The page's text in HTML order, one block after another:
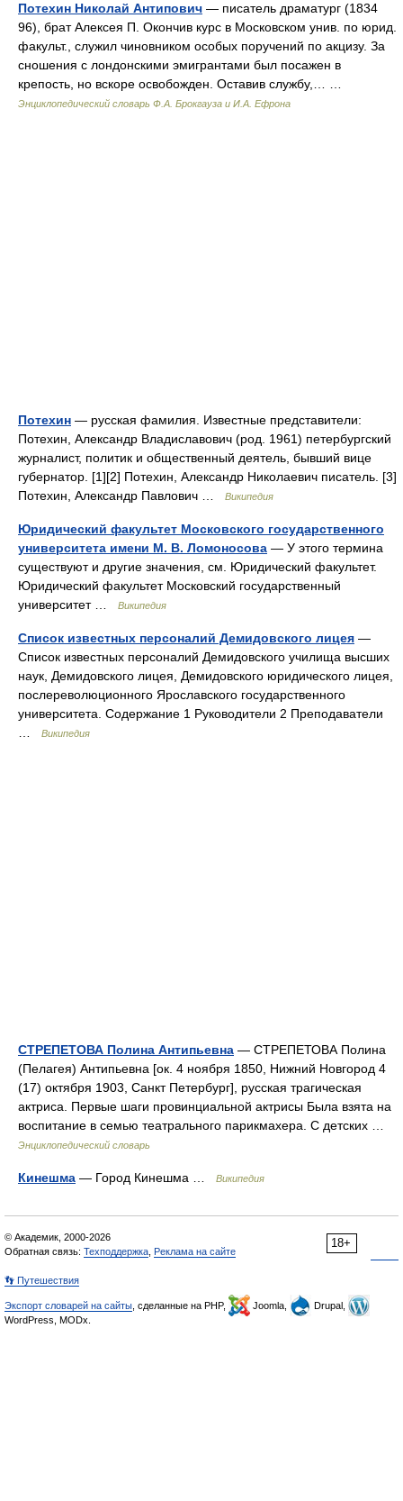
Потехин Николай Антипович — писатель драматург (1834
96), брат Алексея П. Окончив курс в Московском унив. по юрид.
факульт., служил чиновником особых поручений по акцизу. За
сношения с лондонскими эмигрантами был посажен в
крепость, но вскоре освобожден. Оставив службу,… …
Энциклопедический словарь Ф.А. Брокгауза и И.А. Ефрона
Потехин — русская фамилия. Известные представители:
Потехин, Александр Владиславович (род. 1961) петербургский
журналист, политик и общественный деятель, бывший вице
губернатор. [1][2] Потехин, Александр Николаевич писатель. [3]
Потехин, Александр Павлович …
Википедия
Юридический факультет Московского государственного
университета имени М. В. Ломоносова — У этого термина
существуют и другие значения, см. Юридический факультет.
Юридический факультет Московский государственный
университет …
Википедия
Список известных персоналий Демидовского лицея —
Список известных персоналий Демидовского училища высших
наук, Демидовского лицея, Демидовского юридического лицея,
послереволюционного Ярославского государственного
университета. Содержание 1 Руководители 2 Преподаватели
Википедия
СТРЕПЕТОВА Полина Антипьевна — СТРЕПЕТОВА Полина
(Пелагея) Антипьевна [ок. 4 ноября 1850, Нижний Новгород 4
(17) октября 1903, Санкт Петербург], русская трагическая
актриса. Первые шаги провинциальной актрисы Была взята на
воспитание в семью театрального парикмахера. С детских …
Энциклопедический словарь
Кинешма — Город Кинешма … Википедия
18+
© Академик, 2000-2026
Обратная связь: Техподдержка Реклама на сайте
👣 Путешествия
Экспорт словарей на сайты , сделанные на PHP, Joomla,
Drupal,
WordPress, MODx.